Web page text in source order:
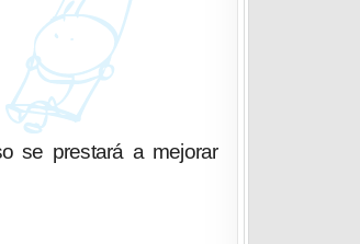
se prestará a mejorar